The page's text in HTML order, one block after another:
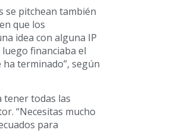
se pitchean también
que los
idea con alguna IP
financiaba el
terminado”, según
tener todas las
“Necesitas mucho
para